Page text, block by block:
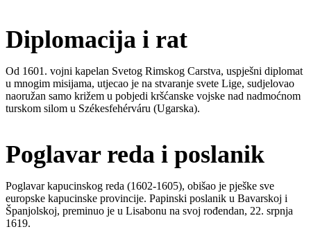
Diplomacija i rat
Od 1601. vojni kapelan Svetog Rimskog Carstva, uspješni diplomat
u mnogim misijama, utjecao je na stvaranje svete Lige, sudjelovao
naoružan samo križem u pobjedi kršćanske vojske nad nadmoćnom
turskom silom u Székesfehérváru (Ugarska).
Poglavar reda i poslanik
Poglavar kapucinskog reda (1602-1605), obišao je pješke sve
europske kapucinske provincije. Papinski poslanik u Bavarskoj i
Španjolskoj, preminuo je u Lisabonu na svoj rođendan, 22. srpnja
1619.